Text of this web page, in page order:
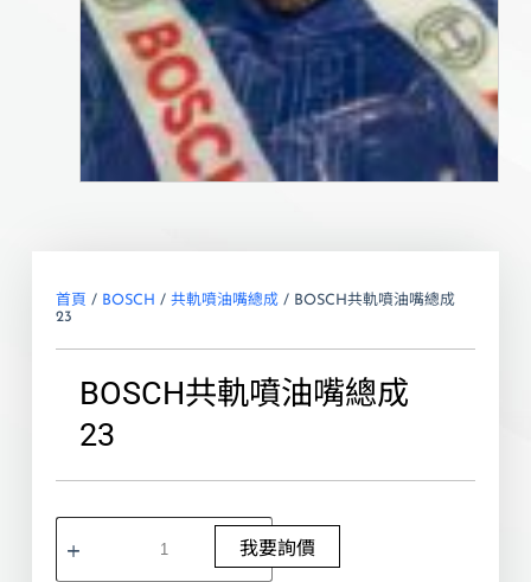
首頁 / BOSCH / 共軌噴油嘴總成/ BOSCH共軌噴油嘴總成
23
BOSCH共軌噴油嘴總成
23
我要詢價